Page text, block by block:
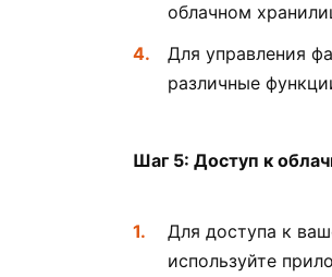
облачном
Для управления
различные
Шаг 5: Доступ к
Для доступа к
используйте